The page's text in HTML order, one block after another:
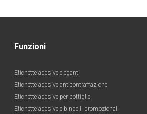
Funzioni
Etichette adesive eleganti
Etichette adesive anticontraffazione
Etichette adesive per bottiglie
Etichette adesive e bindelli promozionali